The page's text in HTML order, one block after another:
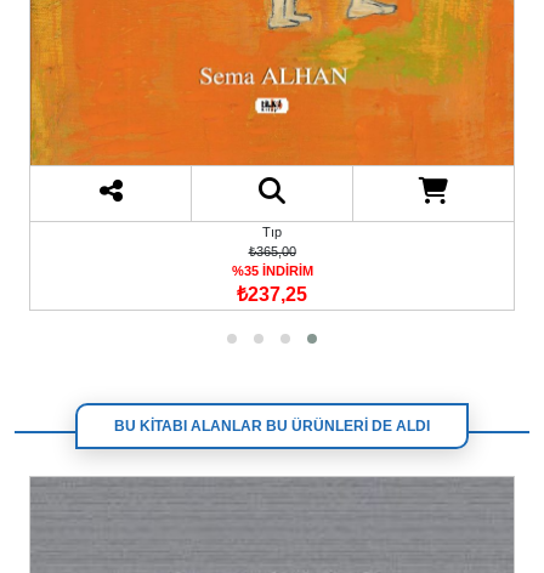
Tıp
₺365,00
%35 İNDİRİM
₺237,25
BU KİTABI ALANLAR BU ÜRÜNLERİ DE ALDI